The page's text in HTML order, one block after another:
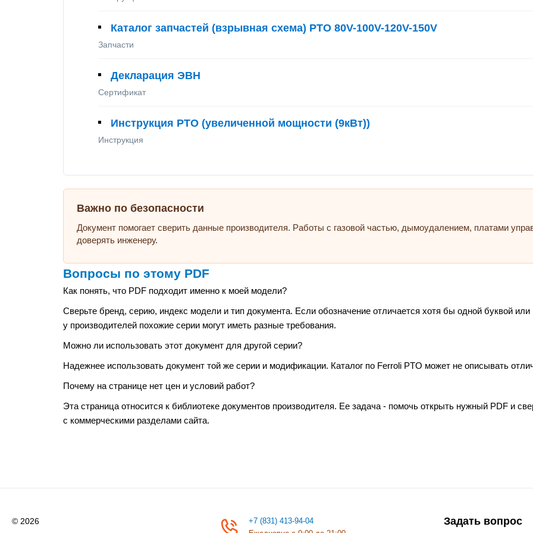
Каталог запчастей (взрывная схема) PTO 80V-100V-120V-150V
Запчасти
Декларация ЭВН
Сертификат
Инструкция PTO (увеличенной мощности (9кВт))
Инструкция
Важно по безопасности
Документ помогает сверить данные производителя. Работы с газовой частью, дымоудалением, платами
доверять инженеру.
Вопросы по этому PDF
Как понять, что PDF подходит именно к моей модели?
Сверьте бренд, серию, индекс модели и тип документа. Если обозначение отличается хотя бы одной буквой
у производителей похожие серии могут иметь разные требования.
Можно ли использовать этот документ для другой серии?
Надежнее использовать документ той же серии и модификации. Каталог по Ferroli PTO может не описывать
Почему на странице нет цен и условий работ?
Эта страница относится к библиотеке документов производителя. Ее задача - помочь открыть нужный PDF и
с коммерческими разделами сайта.
© 2026
+7 (831) 413-94-04
Задать вопрос